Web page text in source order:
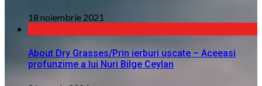
18 noiembrie 2021
About Dry Grasses/Prin ierburi uscate – Aceeasi
profunzime a lui Nuri Bilge Ceylan